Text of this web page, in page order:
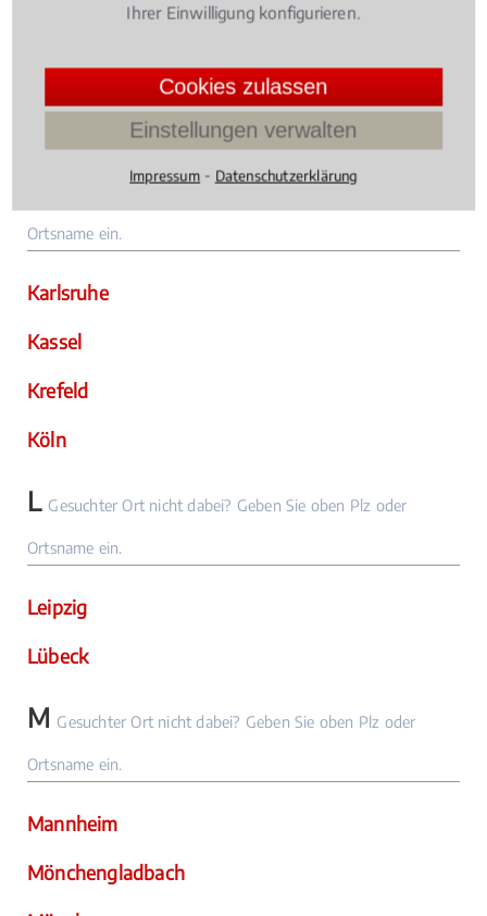
Gesuchter Ort nicht dabei? Geben Sie oben Plz oder
Ortsname ein.
Gesuchter Ort nicht dabei? Geben Sie oben Plz oder
Ortsname ein.
Karlsruhe
Kassel
Krefeld
Köln
L Gesuchter Ort nicht dabei? Geben Sie oben Plz oder
Ortsname ein.
Leipzig
Lübeck
M Gesuchter Ort nicht dabei? Geben Sie oben Plz oder
Ortsname ein.
Mannheim
Mönchengladbach
Ihrer Einwilligung konfigurieren.
Cookies zulassen
Einstellungen verwalten
Impressum ⁃ Datenschutzerklärung